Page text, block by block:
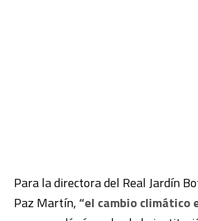
Para la directora del Real Jardín
Paz Martín,“el cambio climático